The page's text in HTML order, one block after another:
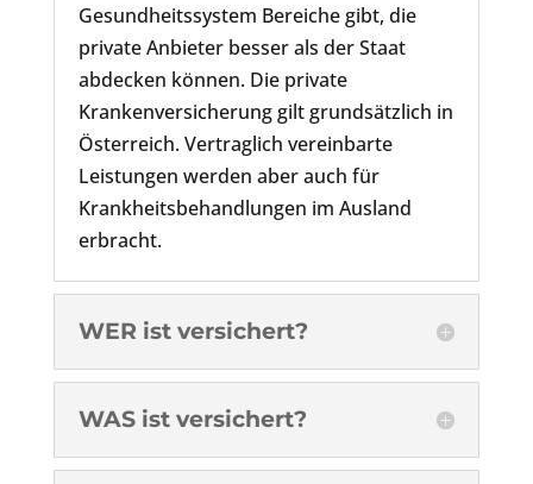
Gesundheitssystem Bereiche gibt, die
private Anbieter besser als der Staat
abdecken können. Die private
Krankenversicherung gilt grundsätzlich in
Österreich. Vertraglich vereinbarte
Leistungen werden aber auch für
Krankheitsbehandlungen im Ausland
erbracht.
WER ist versichert?
WAS ist versichert?